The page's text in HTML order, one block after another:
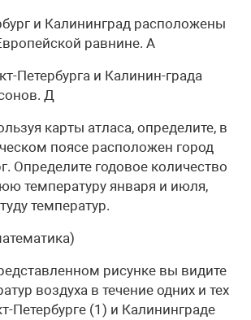
и Калининград расположены
равнине. А
Петербурга и Калинин-града
Д
карты атласа, определите, в
поясе расположен город
Определите годовое количество
температуру января и июля,
температур.
рисунке вы видите
воздуха в течение одних и тех
Петербурге (1) и Калининграде